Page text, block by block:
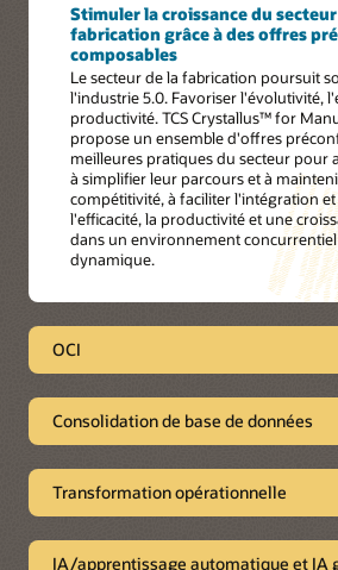
Stimuler la croissance du
fabrication grâce à des offres
composables
Le secteur de la fabrication poursuit
l'industrie 5.0. Favoriser l'évolutivité,
productivité. TCS Crystallus™ for
propose un ensemble d'offres
meilleures pratiques du secteur pour
à simplifier leur parcours et à
compétitivité, à faciliter l'intégration
l'efficacité, la productivité et une
dans un environnement
dynamique.
OCI
Accélérer la migration des
avec un partenaire-conseil
Les services Oracle Cloud de TCS sur
Infrastructure (OCI) aident les entreprises
Consolidation de base de données
Les entreprises qui souhaitent
technologique et adopter un modèle
unique de TCS en matière de
Transformation opérationnelle
IA/apprentissage automatique et IA